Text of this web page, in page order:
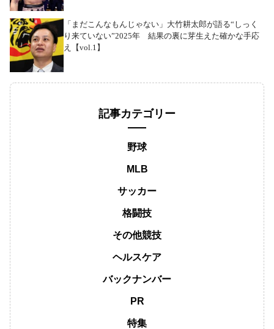
「まだこんなもんじゃない」大竹耕太郎が語る“しっく
り来ていない”2025年 結果の裏に芽生えた確かな手応
え【vol.1】
記事カテゴリー
野球
MLB
サッカー
格闘技
その他競技
ヘルスケア
バックナンバー
PR
特集